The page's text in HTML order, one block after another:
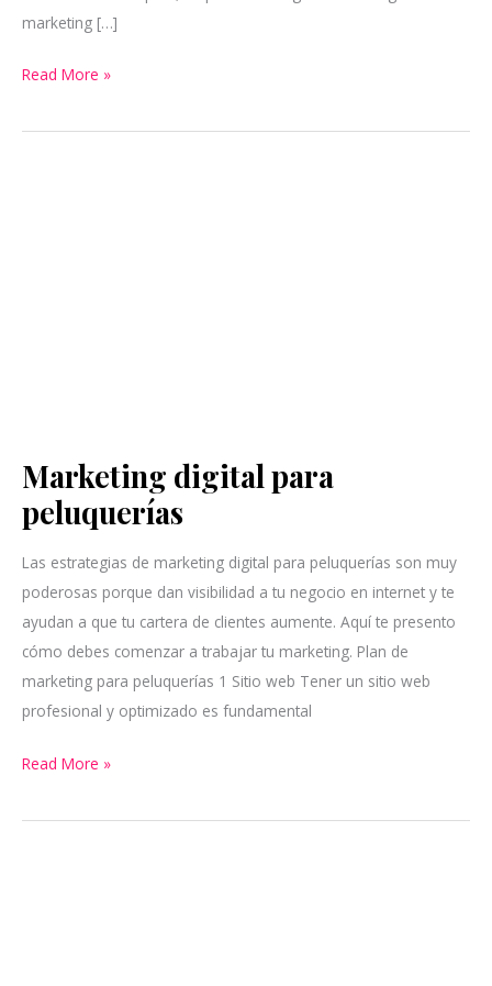
marketing […]
Read More »
Marketing digital para
peluquerías
Las estrategias de marketing digital para peluquerías son muy
poderosas porque dan visibilidad a tu negocio en internet y te
ayudan a que tu cartera de clientes aumente. Aquí te presento
cómo debes comenzar a trabajar tu marketing. Plan de
marketing para peluquerías 1 Sitio web Tener un sitio web
profesional y optimizado es fundamental
Marketing
digital
para
peluquerías
Read More »